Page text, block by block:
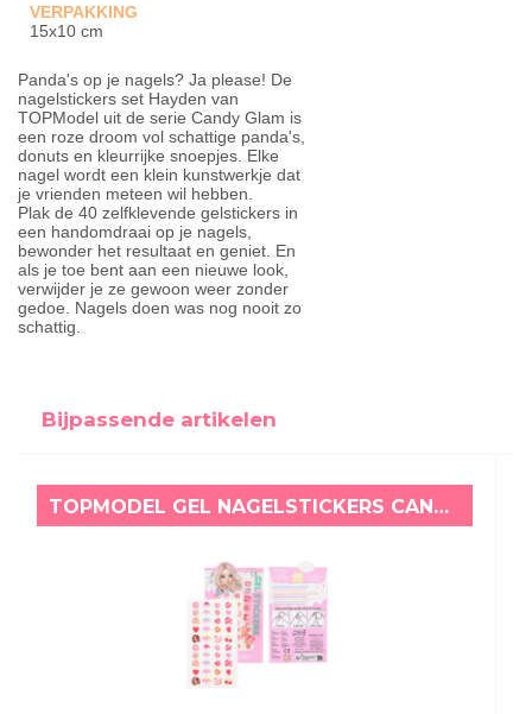
VERPAKKING
15x10 cm
Panda's op je nagels? Ja please! De
nagelstickers set Hayden van
TOPModel uit de serie Candy Glam is
een roze droom vol schattige panda's,
donuts en kleurrijke snoepjes. Elke
nagel wordt een klein kunstwerkje dat
je vrienden meteen wil hebben.
Plak de 40 zelfklevende gelstickers in
een handomdraai op je nagels,
bewonder het resultaat en geniet. En
als je toe bent aan een nieuwe look,
verwijder je ze gewoon weer zonder
gedoe. Nagels doen was nog nooit zo
schattig.
Bijpassende artikelen
TOPMODEL GEL NAGELSTICKERS CANDY GLAM